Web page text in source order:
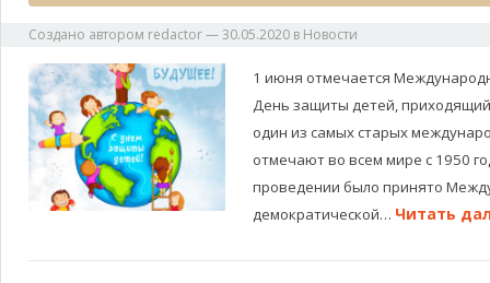
Создано автором redactor—30.05.2020 в Новости
1 июня отмечается
День защиты детей,
один из самых старых
отмечают во всем мире с 1950
проведении было принято
демократической… Читать